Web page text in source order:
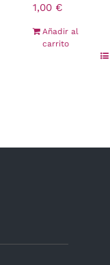
1,00 €
Añadir al
carrito